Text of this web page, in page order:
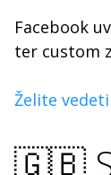
Facebook
ter custom
Želite
🇬🇧